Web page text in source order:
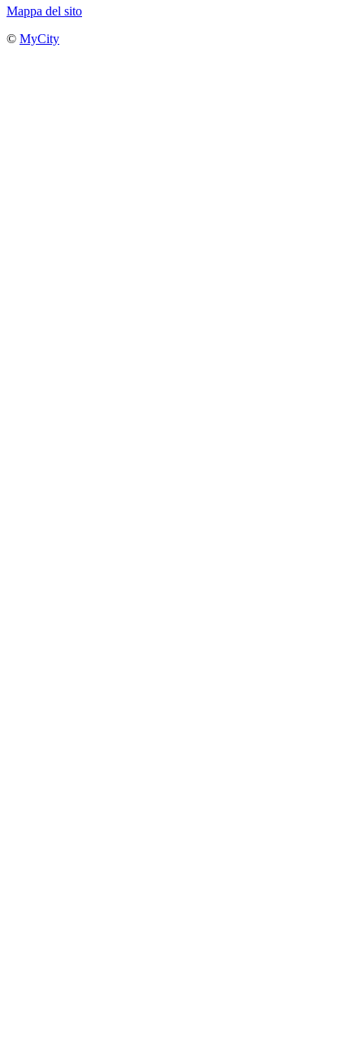
Mappa del sito
© MyCity